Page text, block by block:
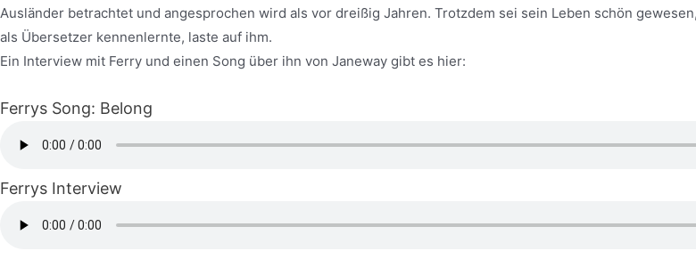
Ausländer betrachtet und angesprochen wird als vor dreißig Jahren. Trotzdem sei sein Leben schön
als Übersetzer kennenlernte, laste auf ihm.
Ein Interview mit Ferry und einen Song über ihn von Janeway gibt es hier:
Ferrys Song: Belong
Ferrys Interview